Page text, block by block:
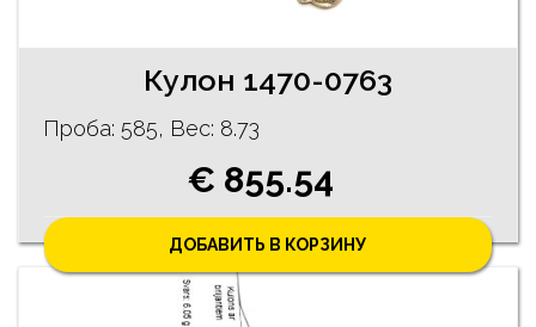
Кулон 1470-0763
Проба: 585, Bес: 8.73
€ 855.54
ДОБАВИТЬ В КОРЗИНУ